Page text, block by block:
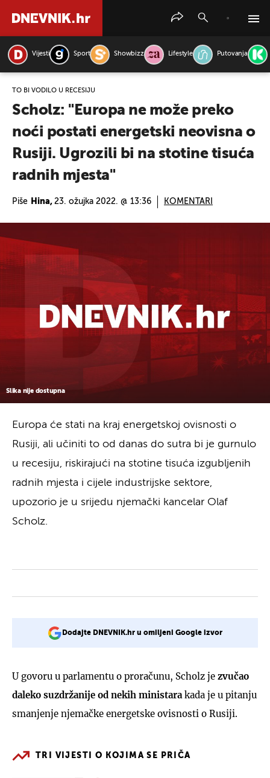
Vijesti Sport Showbizz Lifestyle Putovanja
TO BI VODILO U RECESIJU
Scholz: "Europa ne može preko
noći postati energetski neovisna o
Rusiji. Ugrozili bi na stotine tisuća
radnih mjesta"
Piše Hina, 23. ožujka 2022. @ 13:36 KOMENTARI
Slika nije dostupna
Europa će stati na kraj energetskoj ovisnosti o
Rusiji, ali učiniti to od danas do sutra bi je gurnulo
u recesiju, riskirajući na stotine tisuća izgubljenih
radnih mjesta i cijele industrijske sektore,
upozorio je u srijedu njemački kancelar Olaf
Scholz.
Dodajte DNEVNIK.hr u omiljeni Google izvor
U govoru u parlamentu o proračunu, Scholz je zvučao
daleko suzdržanije od nekih ministara kada je u pitanju
smanjenje njemačke energetske ovisnosti o Rusiji.
TRI VIJESTI O KOJIMA SE PRIČA
PRETRAŽITE VIJESTI